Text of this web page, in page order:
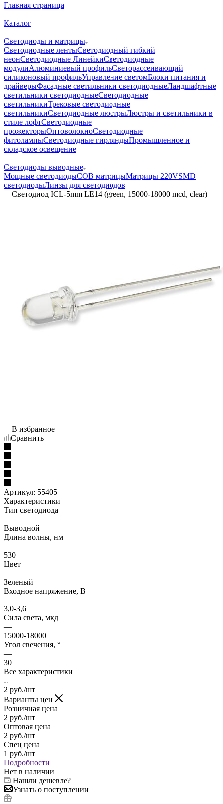
Главная страница
—
Каталог
—
Светодиоды и матрицы
Светодиодные лентыСветодиодный гибкий
неонСветодиодные ЛинейкиСветодиодные
модулиАлюминиевый профильСветорассеивающий
силиконовый профильУправление светомБлоки питания и
драйверыФасадные светильники светодиодныеЛандшафтные
светильники светодиодныеСветодиодные
светильникиТрековые светодиодные
светильникиСветодиодные люстрыЛюстры и светильники в
стиле лофтСветодиодные
прожекторыОптоволокноСветодиодные
фитолампыСветодиодные гирляндыПромышленное и
складское освещение
—
Светодиоды выводные
Мощные светодиодыCOB матрицыМатрицы 220VSMD
светодиодыЛинзы для светодиодов
—Светодиод ICL-5mm LE14 (green, 15000-18000 mcd, clear)
В избранное
Сравнить
Артикул: 55405
Характеристики
Тип светодиода
—
Выводной
Длина волны, нм
—
530
Цвет
—
Зеленый
Входное напряжение, В
—
3,0-3,6
Сила света, мкд
—
15000-18000
Угол свечения, °
—
30
Все характеристики
2 руб./шт
Варианты цен
Розничная цена
2 руб./шт
Оптовая цена
2 руб./шт
Спец цена
1 руб./шт
Подробности
Нет в наличии
Нашли дешевле?
Узнать о поступлении